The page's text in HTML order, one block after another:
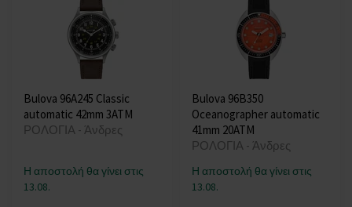
Bulova 96A245 Classic
automatic 42mm 3ATM
ΡΟΛΟΓΙΑ - Άνδρες
Η αποστολή θα γίνει στις
13.08.
Bulova 96B350
Oceanographer automatic
41mm 20ATM
ΡΟΛΟΓΙΑ - Άνδρες
Η αποστολή θα γίνει στις
13.08.